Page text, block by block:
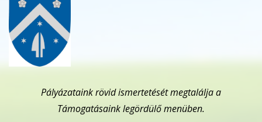
Pályázataink rövid ismertetését megtalálja a
Támogatásaink legördülő menüben.